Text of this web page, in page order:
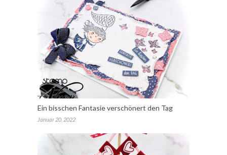
Ein bisschen Fantasie verschönert den Tag
Januar 20, 2022